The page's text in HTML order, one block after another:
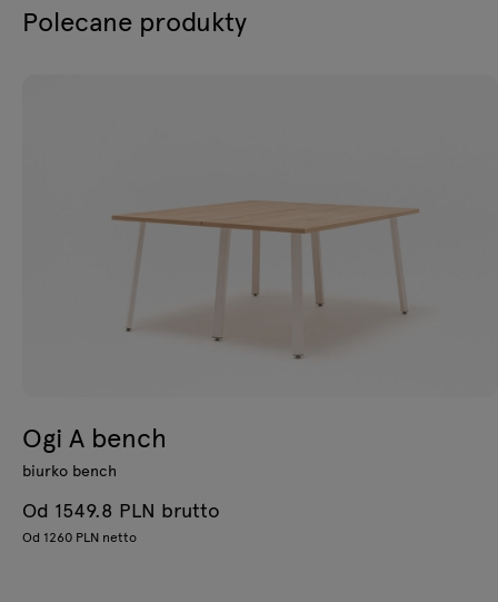
Polecane produkty
Ogi A bench
biurko bench
Od 1549.8 PLN brutto
Od 1260 PLN netto